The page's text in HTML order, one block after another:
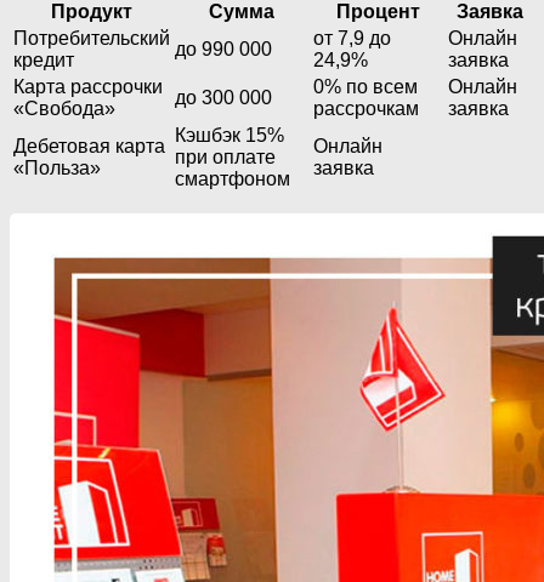
Продукт Сумма Процент
Заявка
Потребительский
кредит
до 990 000
от 7,9 до
24,9%
Онлайн
заявка
Карта рассрочки
«Свобода»
до 300 000
0% по всем
рассрочкам
Онлайн
заявка
Дебетовая карта
«Польза»
Кэшбэк 15%
при оплате
смартфоном
Онлайн
заявка